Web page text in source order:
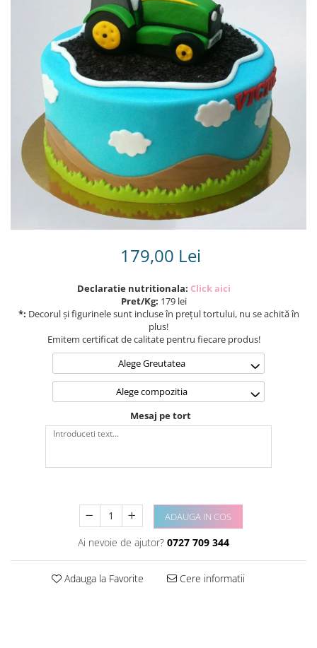
Torturi in frosting- crema pentru
Torturi cu flori
Tortulețe 1.7 kg - 2 kg
179,00 Lei
Declaratie nutritionala: Click aici
Pret/Kg: 179 lei
*: Decorul și figurinele sunt incluse în prețul tortului, nu se achită în
plus!
Emitem certificat de calitate pentru fiecare produs!
Alege Greutatea
Alege compozitia
Mesaj pe tort
ADAUGA IN COS
Ai nevoie de ajutor? 0727 709 344
Adauga la Favorite Cere informatii